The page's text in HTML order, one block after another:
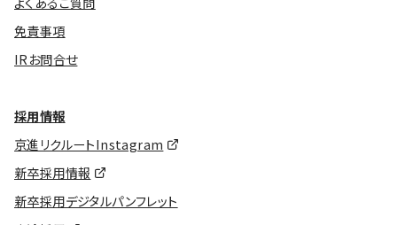
免責事項
IRお問合せ
採用情報
京進リクルートInstagram
新卒採用情報
新卒採用デジタルパンフレット